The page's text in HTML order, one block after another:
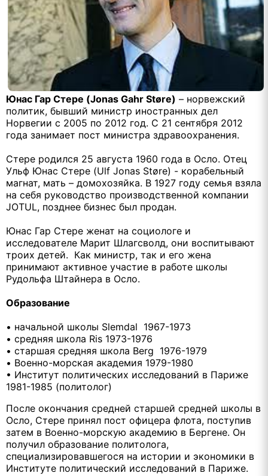
Юнас Гар Стере (Jonas Gahr Støre) – норвежский
политик, бывший министр иностранных дел
Норвегии с 2005 по 2012 год. С 21 сентября 2012
года занимает пост министра здравоохранения.
Стере родился 25 августа 1960 года в Осло. Отец
Ульф Юнас Стере (Ulf Jonas Støre) - корабельный
магнат, мать – домохозяйка. В 1927 году семья взяла
на себя руководство производственной компании
JOTUL, позднее бизнес был продан.
Юнас Гар Стере женат на социологе и
исследователе Марит Шлагсволд, они воспитывают
троих детей. Как министр, так и его жена
принимают активное участие в работе школы
Рудольфа Штайнера в Осло.
Образование
• начальной школы Slemdal 1967-1973
• средняя школа Ris 1973-1976
• старшая средняя школа Berg 1976-1979
• Военно-морская академия 1979-1980
• Институт политических исследований в Париже
1981-1985 (политолог)
После окончания средней старшей средней школы в
Осло, Стере принял пост офицера флота, поступив
затем в Военно-морскую академию в Бергене. Он
получил образование политолога,
специализировавшегося на истории и экономики в
Институте политический исследований в Париже.